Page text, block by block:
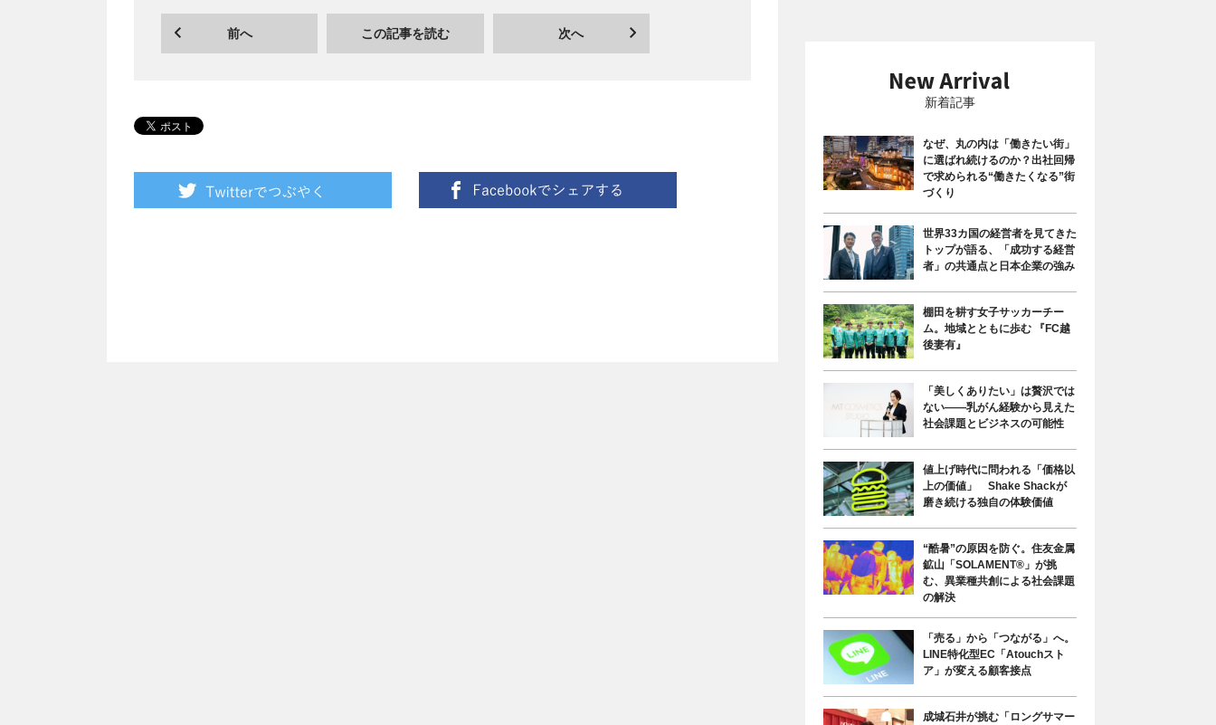
前へ この記事を読む 次へ
新着記事
なぜ、丸の内は「働きたい街」
に選ばれ続けるのか？出社回帰
で求められる“働きたくなる”街
づくり
世界33カ国の経営者を見てきた
トップが語る、「成功する経営
者」の共通点と日本企業の強み
棚田を耕す女子サッカーチー
ム。地域とともに歩む 『FC越
後妻有』
「美しくありたい」は贅沢では
ない――乳がん経験から見えた
社会課題とビジネスの可能性
値上げ時代に問われる「価格以
上の価値」 Shake Shackが
磨き続ける独自の体験価値
“酷暑”の原因を防ぐ。住友金属
鉱山「SOLAMENT®」が挑
む、異業種共創による社会課題
の解決
「売る」から「つながる」へ。
LINE特化型EC「Atouchスト
ア」が変える顧客接点
成城石井が挑む「ロングサマー